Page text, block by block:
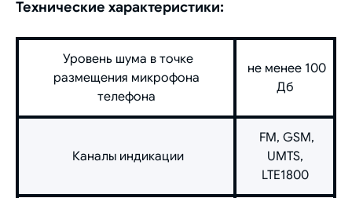
Технические характеристики:
Уровень шума в точке
размещения микрофона
телефона
не менее 100
Дб
Каналы индикации
FM, GSM,
UMTS,
LTE1800